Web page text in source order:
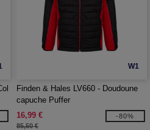
W1
Finden & Hales LV660 - Doudoune
capuche Puffer
16,99 €
85,50 €
-80%